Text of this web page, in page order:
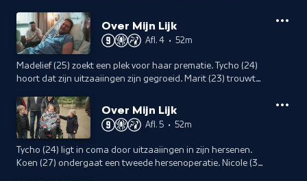
Over Mijn Lijk
Afl. 4 • 52m
Madelief (25) zoekt een plek voor haar prematie. Tycho (24)
hoort dat zijn uitzaaiingen zijn gegroeid. Marit (23) trouwt
haar grafkist.
Over Mijn Lijk
Afl. 5 • 52m
Tycho (24) ligt in coma door uitzaaiingen in zijn hersenen.
Koen (27) ondergaat een tweede hersenoperatie. Nicole (34)